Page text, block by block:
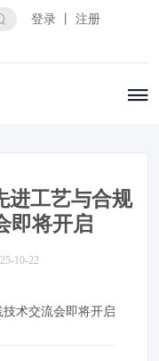
登录 丨 注册
进工艺与合规
即将开启
10-22
术交流会即将开启